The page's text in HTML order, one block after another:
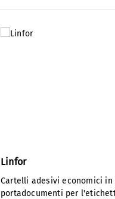
Linfor
Cartelli adesivi economici
portadocumenti per